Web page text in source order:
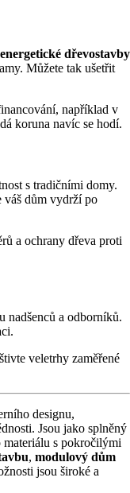
dřevostavby
Můžete tak ušetřit
například v
koruna navíc se hodí.
s tradičními domy.
váš dům vydrží po
a ochrany dřeva proti
nadšenců a odborníků.
veletrhy zaměřené
designu,
Jsou jako splněný
materiálu s pokročilými
, modulový dům
jsou široké a